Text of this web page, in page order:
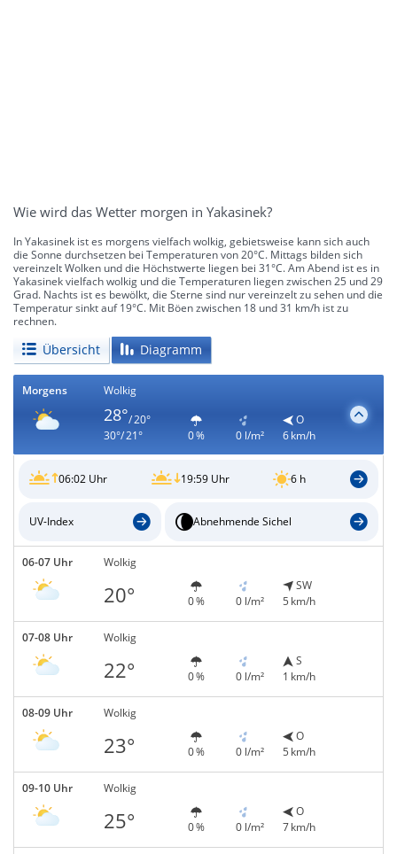
Wie wird das Wetter morgen in Yakasinek?
In Yakasinek ist es morgens vielfach wolkig, gebietsweise kann sich auch
die Sonne durchsetzen bei Temperaturen von 20°C. Mittags bilden sich
vereinzelt Wolken und die Höchstwerte liegen bei 31°C. Am Abend ist es in
Yakasinek vielfach wolkig und die Temperaturen liegen zwischen 25 und 29
Grad. Nachts ist es bewölkt, die Sterne sind nur vereinzelt zu sehen und die
Temperatur sinkt auf 19°C. Mit Böen zwischen 18 und 31 km/h ist zu
rechnen.
Übersicht Diagramm
Morgens Wolkig
28°/ 20°
30°/ 21°
0 % 0 l/m²
O
6 km/h
06:02 Uhr 19:59 Uhr 6 h
UV-Index Abnehmende Sichel
06-07 Uhr Wolkig
20° 0 % 0 l/m²
SW
5 km/h
07-08 Uhr Wolkig
22° 0 % 0 l/m²
S
1 km/h
08-09 Uhr Wolkig
23° 0 % 0 l/m²
O
5 km/h
09-10 Uhr Wolkig
25° 0 % 0 l/m²
O
7 km/h